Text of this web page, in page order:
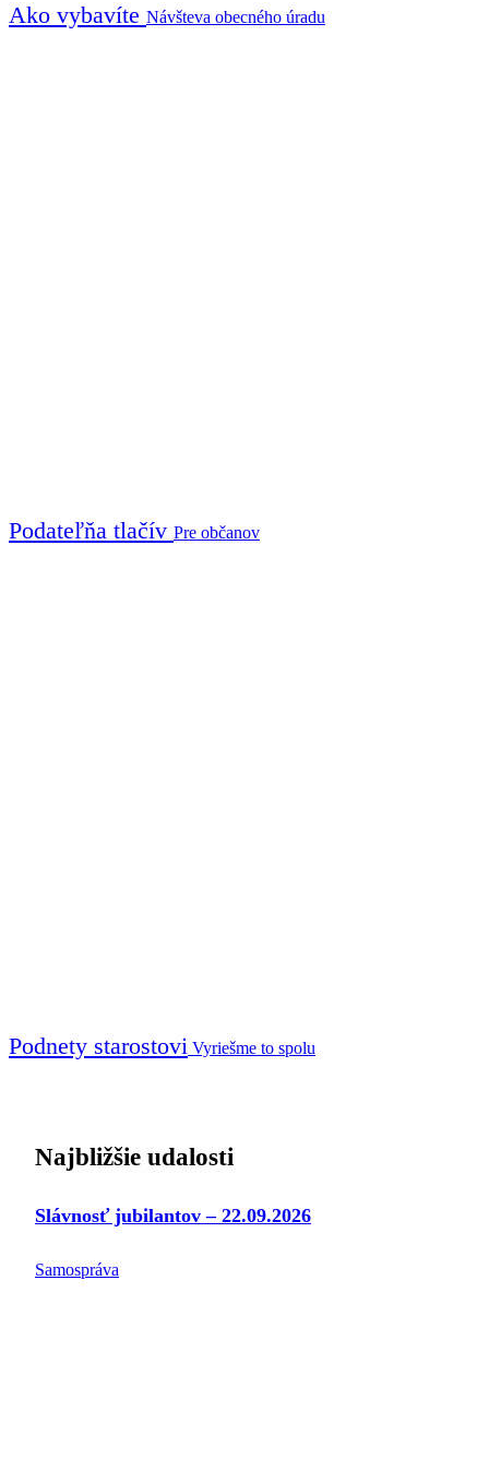
Ako vybavíte Návšteva obecného úradu
Podateľňa tlačív Pre občanov
Podnety starostovi Vyriešme to spolu
Najbližšie udalosti
Slávnosť jubilantov – 22.09.2026
Samospráva